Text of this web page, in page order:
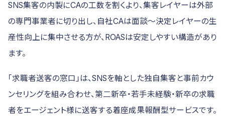
SNS集客の内製にCAの工数を割くより、集客レイヤーは外部
の専門事業者に切り出し、自社CAは面談〜決定レイヤーの生
産性向上に集中させる方が、ROASは安定しやすい構造があり
ます。
「求職者送客の窓口」は、SNSを軸とした独自集客と事前カウ
ンセリングを組み合わせ、第二新卒・若手未経験・新卒の求職
者をエージェント様に送客する着座成果報酬型サービスです。